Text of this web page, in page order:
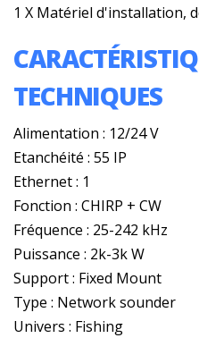
1 X Matériel d'installation,
TECHNIQUES
Alimentation : 12/24 V
Etanchéité : 55 IP
Ethernet : 1
Fonction : CHIRP + CW
Fréquence : 25-242 kHz
Puissance : 2k-3k W
Support : Fixed Mount
Type : Network sounder
Univers : Fishing